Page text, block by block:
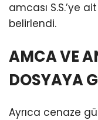
amcası S.S.’ye
belirlendi.
AMCA VE
DOSYAYA
Ayrıca cenaze